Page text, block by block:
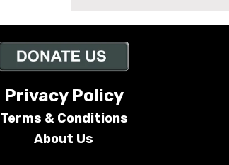
Privacy Policy
Terms & Conditions
About Us